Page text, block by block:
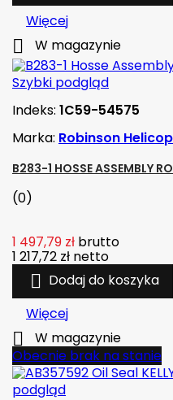
Więcej
 W magazynie
Szybki podgląd
Indeks: 1C59-54575
Marka: Robinson
B283-1 HOSSE ASSEMBLY
(0)
1 497,79 zł brutto
1 217,72 zł netto
 Dodaj do koszyka
Więcej

W magazynie
Obecnie brak na stanie
podgląd